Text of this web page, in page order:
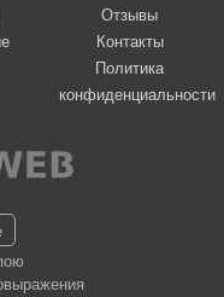
Отзывы
Контакты
Политика
конфиденциальности